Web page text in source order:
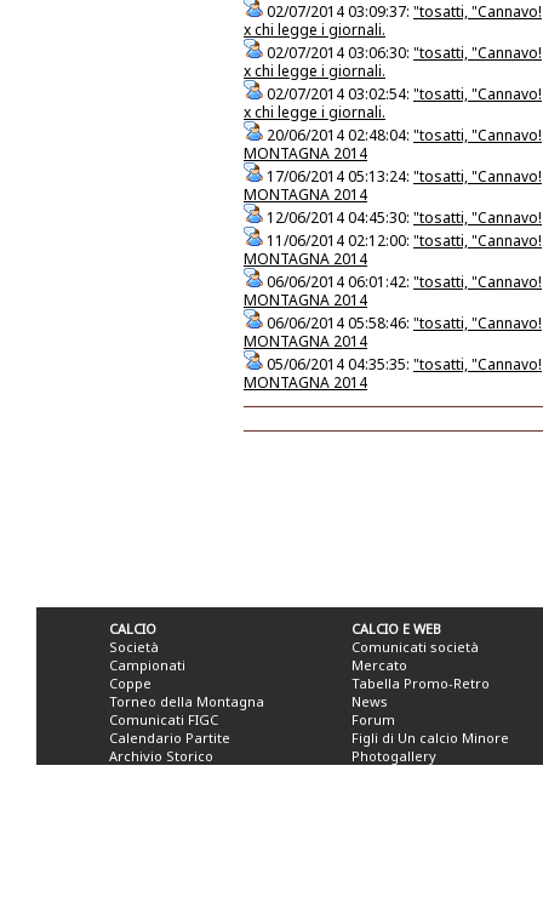
02/07/2014 03:09:37: "tosatti, "Cannavo!
x chi legge i giornali.
02/07/2014 03:06:30: "tosatti, "Cannavo!
x chi legge i giornali.
02/07/2014 03:02:54: "tosatti, "Cannavo!
x chi legge i giornali.
20/06/2014 02:48:04: "tosatti, "Cannavo!
MONTAGNA 2014
17/06/2014 05:13:24: "tosatti, "Cannavo!
MONTAGNA 2014
12/06/2014 04:45:30: "tosatti, "Cannavo!
11/06/2014 02:12:00: "tosatti, "Cannavo!
MONTAGNA 2014
06/06/2014 06:01:42: "tosatti, "Cannavo!
MONTAGNA 2014
06/06/2014 05:58:46: "tosatti, "Cannavo!
MONTAGNA 2014
05/06/2014 04:35:35: "tosatti, "Cannavo!
MONTAGNA 2014
CALCIO
Società
Campionati
Coppe
Torneo della Montagna
Comunicati FIGC
Calendario Partite
Archivio Storico
CALCIO E WEB
Comunicati società
Mercato
Tabella Promo-Retro
News
Forum
Figli di Un calcio Minore
Photogallery